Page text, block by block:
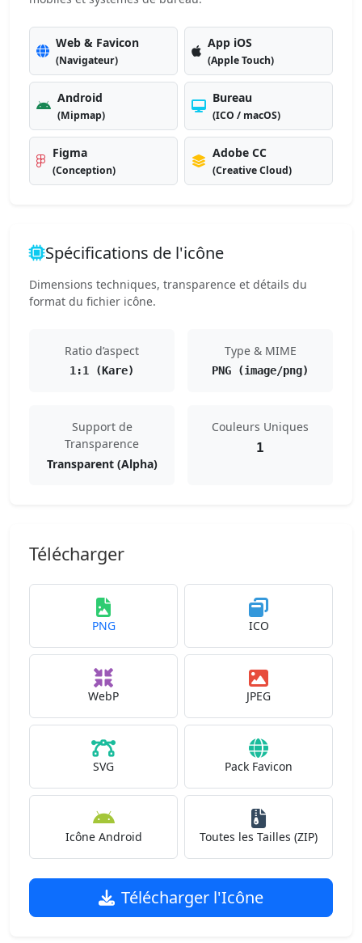
Web & Favicon
(Navigateur)
App iOS
(Apple Touch)
Android
(Mipmap)
Bureau
(ICO / macOS)
Figma
(Conception)
Adobe CC
(Creative Cloud)
Spécifications de l'icône
Dimensions techniques, transparence et détails du
format du fichier icône.
Ratio d’aspect
1:1 (Kare)
Type & MIME
PNG (image/png)
Support de
Transparence
Transparent (Alpha)
Couleurs Uniques
1
Télécharger
PNG ICO
WebP JPEG
SVG Pack Favicon
Icône Android Toutes les Tailles (ZIP)
Télécharger l'Icône